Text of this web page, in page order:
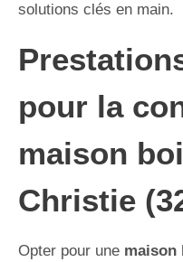
solutions clés en main.
pour la
maison
Christie
Opter pour une maison